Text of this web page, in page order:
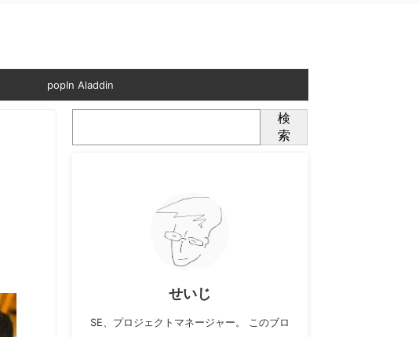
popIn Aladdin
検
索
せいじ
SE、プロジェクトマネージャー。 このブロ